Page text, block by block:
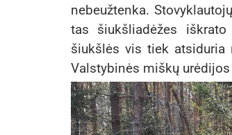
nebeužtenka.
tas šiukšliadėžes
šiukšlės vis tiek atsiduria
Valstybinės miškų